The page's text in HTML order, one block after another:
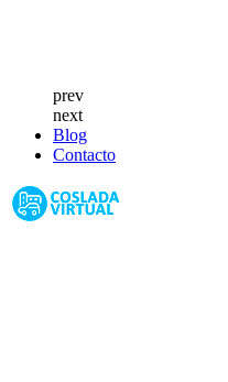
prev
next
Blog
Contacto